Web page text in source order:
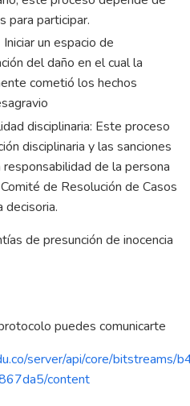
para participar.
un espacio de
del daño en el cual la
cometió los hechos
disciplinaria: Este proceso
disciplinaria y las sanciones
de la persona
de Resolución de Casos
decisoria.
de presunción de inocencia
puedes comunicarte
server/api/core/bitstreams/
content